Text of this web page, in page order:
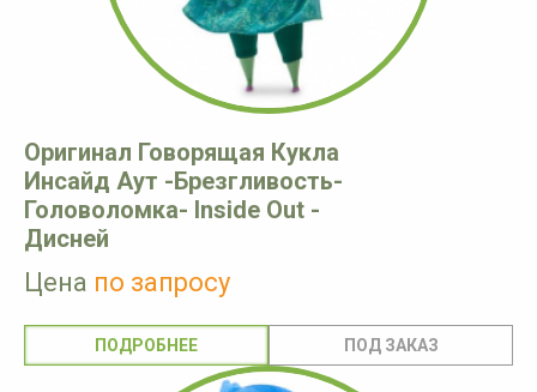
Оригинал Говорящая Кукла
Инсайд Аут -Брезгливость-
Головоломка- Inside Out -
Дисней
Цена по запросу
ПОДРОБНЕЕ